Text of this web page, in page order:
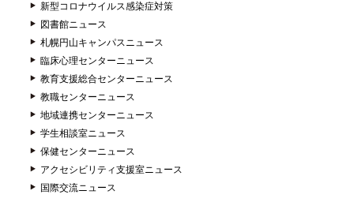
新型コロナウイルス感染症対策
図書館ニュース
札幌円山キャンパスニュース
臨床心理センターニュース
教育支援総合センターニュース
教職センターニュース
地域連携センターニュース
学生相談室ニュース
保健センターニュース
アクセシビリティ支援室ニュース
国際交流ニュース